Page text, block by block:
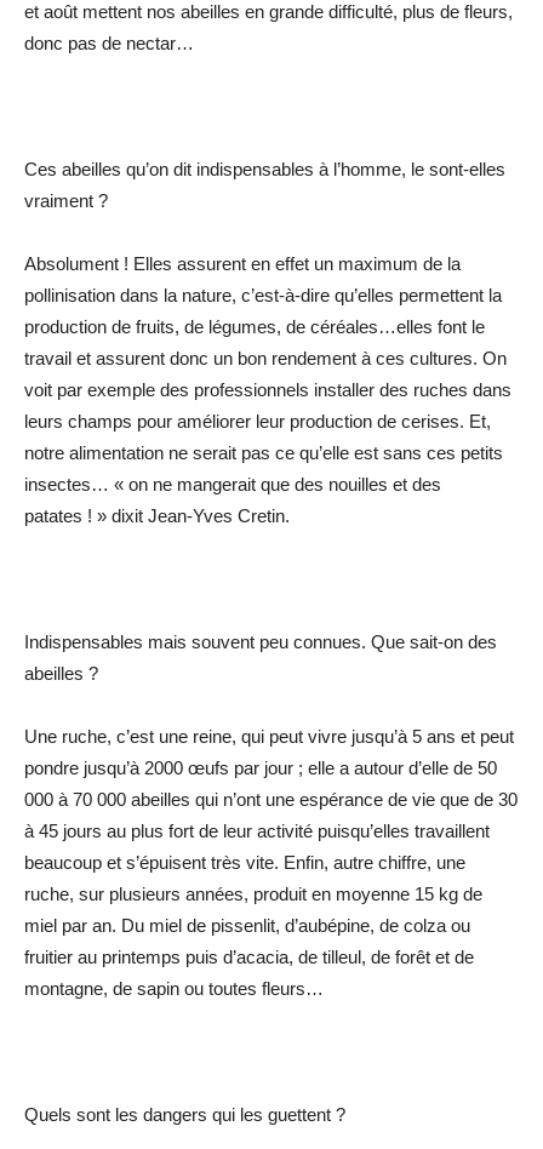
et août mettent nos abeilles en grande difficulté, plus de fleurs,
donc pas de nectar…
Ces abeilles qu’on dit indispensables à l’homme, le sont-elles
vraiment ?
Absolument ! Elles assurent en effet un maximum de la
pollinisation dans la nature, c’est-à-dire qu’elles permettent la
production de fruits, de légumes, de céréales…elles font le
travail et assurent donc un bon rendement à ces cultures. On
voit par exemple des professionnels installer des ruches dans
leurs champs pour améliorer leur production de cerises. Et,
notre alimentation ne serait pas ce qu’elle est sans ces petits
insectes… « on ne mangerait que des nouilles et des
patates ! » dixit Jean-Yves Cretin.
Indispensables mais souvent peu connues. Que sait-on des
abeilles ?
Une ruche, c’est une reine, qui peut vivre jusqu’à 5 ans et peut
pondre jusqu’à 2000 œufs par jour ; elle a autour d’elle de 50
000 à 70 000 abeilles qui n’ont une espérance de vie que de 30
à 45 jours au plus fort de leur activité puisqu’elles travaillent
beaucoup et s’épuisent très vite. Enfin, autre chiffre, une
ruche, sur plusieurs années, produit en moyenne 15 kg de
miel par an. Du miel de pissenlit, d’aubépine, de colza ou
fruitier au printemps puis d’acacia, de tilleul, de forêt et de
montagne, de sapin ou toutes fleurs…
Quels sont les dangers qui les guettent ?